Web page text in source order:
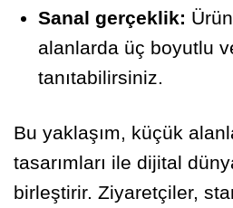
Sanal gerçeklik:
alanlarda üç boyutlu
tanıtabilirsiniz.
Bu yaklaşım, küçük
tasarımları ile dijital
birleştirir. Ziyaretçiler,